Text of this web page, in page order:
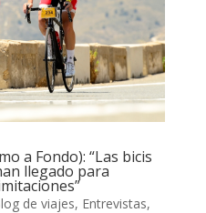
a Fondo): “Las bicis
llegado para
de viajes, Entrevistas,